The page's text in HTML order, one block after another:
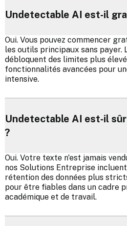
Undetectable AI est-il
Oui. Vous pouvez commencer
les outils principaux sans
débloquent des limites plus
fonctionnalités avancées pour
intensive.
Undetectable AI est-il
?
Oui. Votre texte n'est jamais
nos Solutions Entreprise
rétention des données plus
pour être fiables dans un cadre
académique et de travail.